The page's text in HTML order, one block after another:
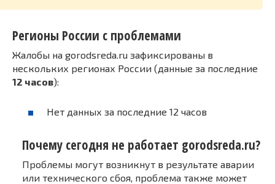
Регионы России с проблемами
Жалобы на gorodsreda.ru зафиксированы в
нескольких регионах России (данные за последние
12 часов):
Нет данных за последние 12 часов
Почему сегодня не работает gorodsreda.ru?
Проблемы могут возникнут в результате аварии
или технического сбоя, проблема также может